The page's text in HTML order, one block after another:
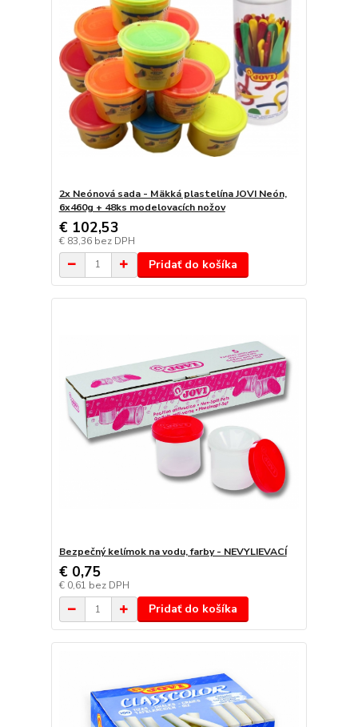
2x Neónová sada - Mäkká plastelína JOVI Neón,
6x460g + 48ks modelovacích nožov
€ 102,53
€ 83,36 bez DPH
Pridať do košíka
Bezpečný kelímok na vodu, farby - NEVYLIEVACÍ
€ 0,75
€ 0,61 bez DPH
Pridať do košíka